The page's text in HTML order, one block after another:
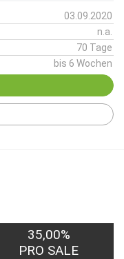
03.09.2020
n.a.
70 Tage
bis 6 Wochen
35,00%
PRO SALE